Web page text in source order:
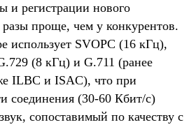
и регистрации нового
разы проще, чем у конкурентов.
использует SVOPC (16 кГц),
(8 кГц) и G.711 (ранее
ILBC и ISAC), что при
соединения (30-60 Кбит/с)
сопоставимый по качеству с